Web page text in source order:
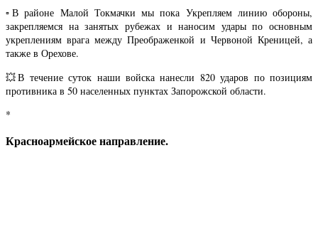
▫️В районе Малой Токмачки мы пока Укрепляем линию обороны,
закрепляемся на занятых рубежах и наносим удары по основным
укреплениям врага между Преображенкой и Червоной Креницей, а
также в Орехове.
💥В течение суток наши войска нанесли 820 ударов по позициям
противника в 50 населенных пунктах Запорожской области.
*
Красноармейское направление.